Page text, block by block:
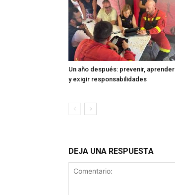
Un año después: prevenir, aprender
y exigir responsabilidades
DEJA UNA RESPUESTA